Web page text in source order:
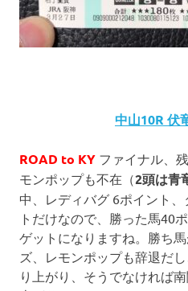
中山10R 伏
ROAD to KY ファイナル、
モンポップも不在（2頭は青
中、レディバグ 6ポイント
トだけなので、勝った馬40
ゲットになりますね。勝ち
ズ、レモンポップも辞退だ
り上がり、そうでなければ